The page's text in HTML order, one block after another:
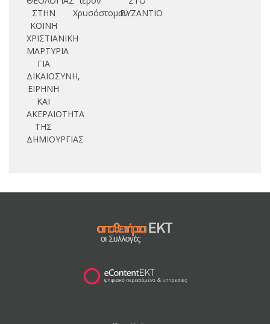
ΣΤΗΝ
ΚΟΙΝΗ
ΧΡΙΣΤΙΑΝΙΚΗ
ΜΑΡΤΥΡΙΑ
ΓΙΑ
ΔΙΚΑΙΟΣΥΝΗ,
ΕΙΡΗΝΗ
ΚΑΙ
ΑΚΕΡΑΙΟΤΗΤΑ
ΤΗΣ
ΔΗΜΙΟΥΡΓΙΑΣ
ΧρυσόστομονΒΥΖΑΝΤΙΟ